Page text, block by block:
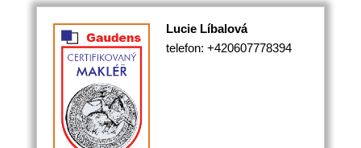
Lucie Líbalová
telefon: +420607778394